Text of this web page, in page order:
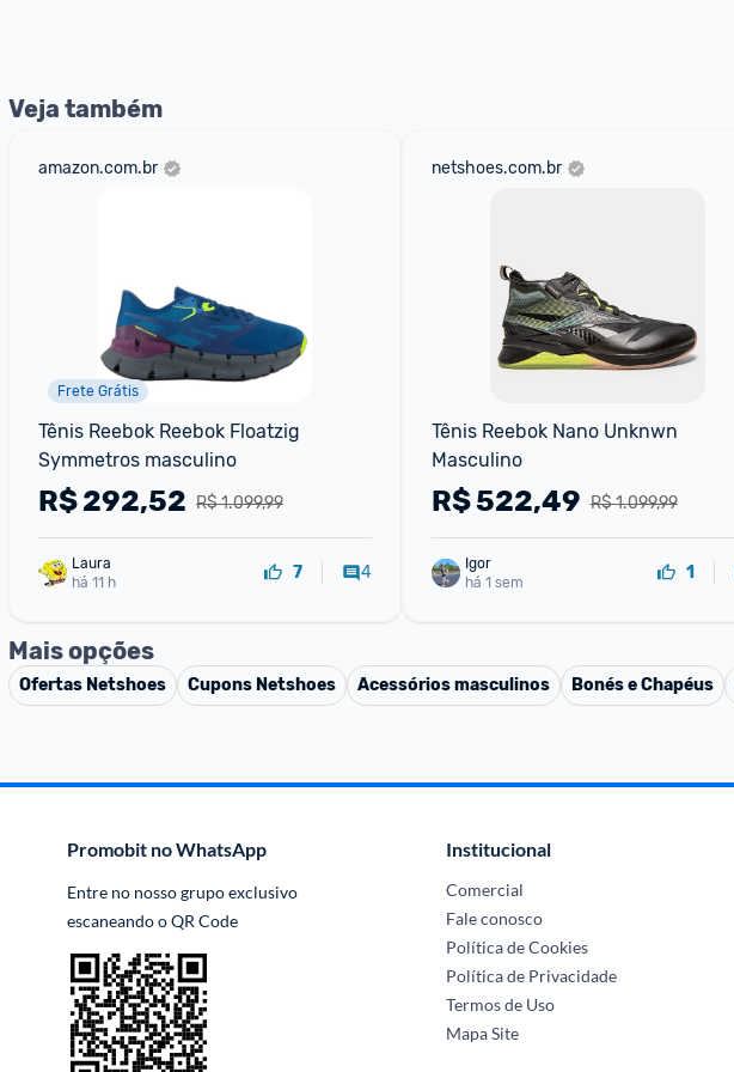
Veja também
amazon.com.br
Frete Grátis
Tênis Reebok Reebok Floatzig
Symmetros masculino
R$ 1.099,99
R$292,52
Laura
há 11 h
7 4
netshoes.com.br
Tênis Reebok Nano Unknwn
Masculino
R$ 1.099,99
R$522,49
Igor
há 1 sem
1
Mais opções
Ofertas Netshoes Cupons Netshoes Acessórios masculinos Bonés e Chapéus
Promobit no WhatsApp
Entre no nosso grupo exclusivo
escaneando o QR Code
Institucional
Comercial
Fale conosco
Política de Cookies
Política de Privacidade
Termos de Uso
Mapa Site